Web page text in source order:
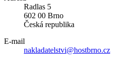
Radlas 5
602 00 Brno
Česká republika
E-mail
nakladatelstvi@hostbrno.cz